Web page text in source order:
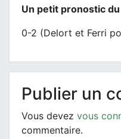
Un petit pronostic
0-2 (Delort et Ferri
Publier un
Vous devez vous
commentaire.